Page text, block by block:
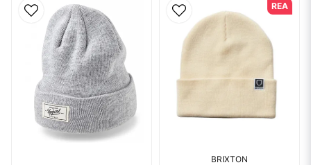
BRIXTON
REA